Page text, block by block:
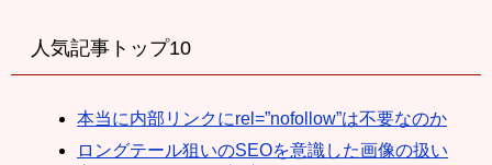
人気記事トップ10
本当に内部リンクにrel=”nofollow”は不要なのか
ロングテール狙いのSEOを意識した画像の扱い